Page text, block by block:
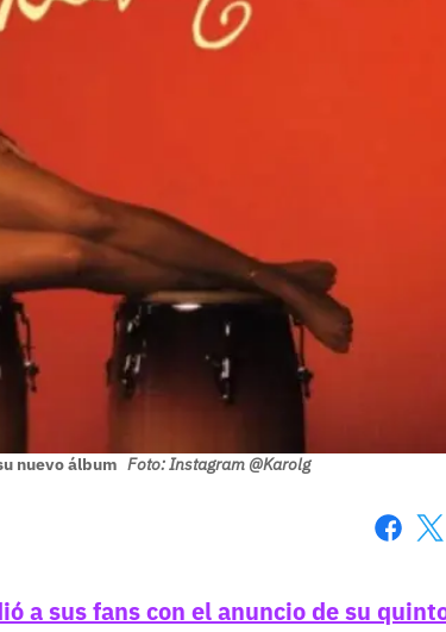
nuevo álbum Foto: Instagram @Karolg
a sus fans con el anuncio de su